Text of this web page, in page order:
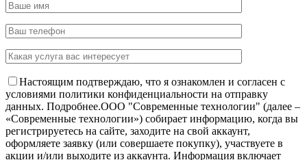
Настоящим подтверждаю, что я ознакомлен и согласен с
условиями политики конфиденциальности на отправку
данных. Подробнее.OOO "Современные технологии" (далее –
«Современные технологии») собирает информацию, когда вы
регистрируетесь на сайте, заходите на свой аккаунт,
оформляете заявку (или совершаете покупку), участвуете в
акции и/или выходите из аккаунта. Информация включает